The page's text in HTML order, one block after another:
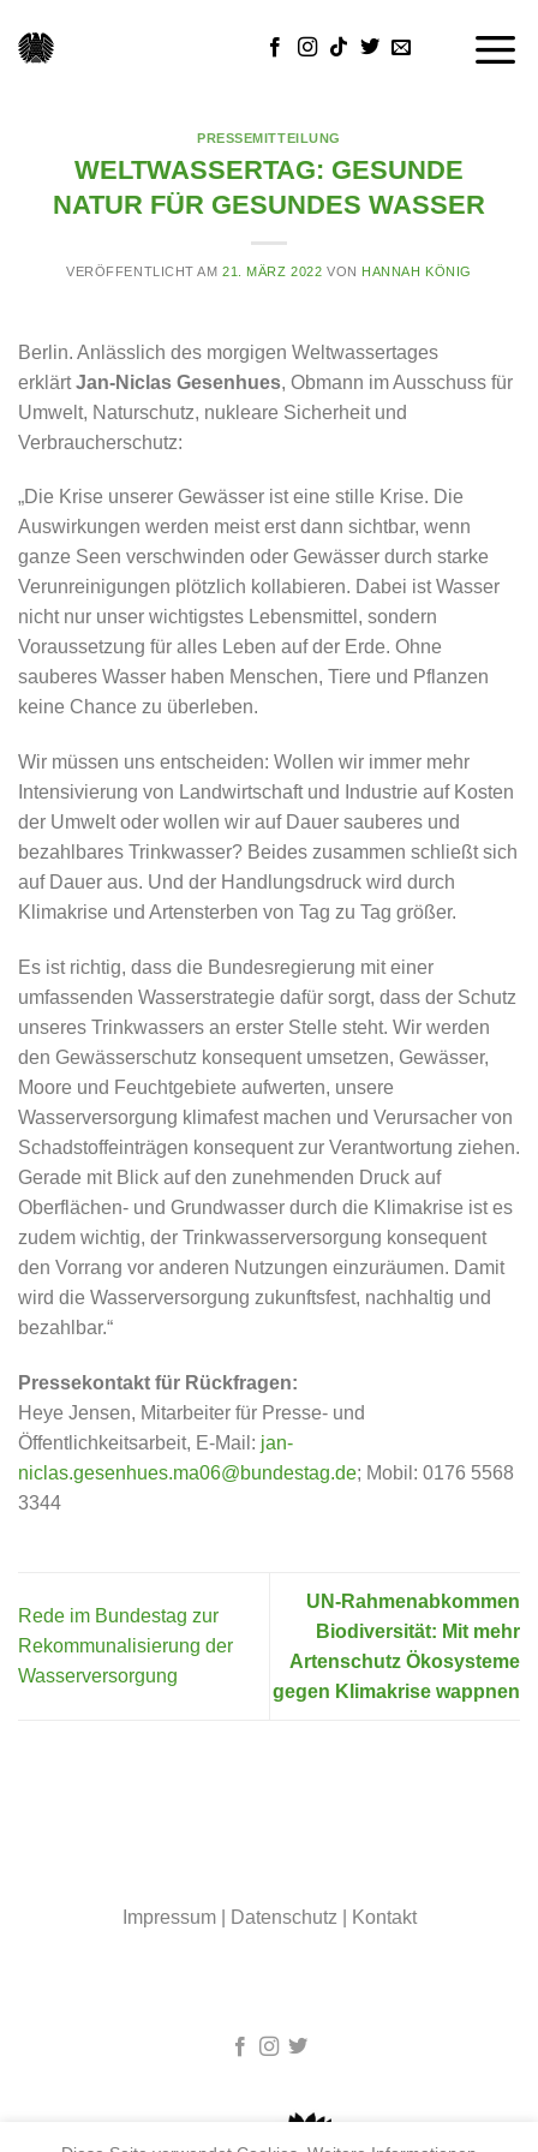
PRESSEMITTEILUNG
WELTWASSERTAG: GESUNDE
NATUR FÜR GESUNDES WASSER
VERÖFFENTLICHT AM21. MÄRZ 2022 VON HANNAH KÖNIG
Berlin. Anlässlich des morgigen Weltwassertages
erklärtJan-Niclas Gesenhues, Obmann im Ausschuss für
Umwelt, Naturschutz, nukleare Sicherheit und
Verbraucherschutz:
„Die Krise unserer Gewässer ist eine stille Krise. Die
Auswirkungen werden meist erst dann sichtbar, wenn
ganze Seen verschwinden oder Gewässer durch starke
Verunreinigungen plötzlich kollabieren. Dabei ist Wasser
nicht nur unser wichtigstes Lebensmittel, sondern
Voraussetzung für alles Leben auf der Erde. Ohne
sauberes Wasser haben Menschen, Tiere und Pflanzen
keine Chance zu überleben.
Wir müssen uns entscheiden: Wollen wir immer mehr
Intensivierung von Landwirtschaft und Industrie auf Kosten
der Umwelt oder wollen wir auf Dauer sauberes und
bezahlbares Trinkwasser? Beides zusammen schließt sich
auf Dauer aus. Und der Handlungsdruck wird durch
Klimakrise und Artensterben von Tag zu Tag größer.
Es ist richtig, dass die Bundesregierung mit einer
umfassenden Wasserstrategie dafür sorgt, dass der Schutz
unseres Trinkwassers an erster Stelle steht. Wir werden
den Gewässerschutz konsequent umsetzen, Gewässer,
Moore und Feuchtgebiete aufwerten, unsere
Wasserversorgung klimafest machen und Verursacher von
Schadstoffeinträgen konsequent zur Verantwortung ziehen.
Gerade mit Blick auf den zunehmenden Druck auf
Oberflächen- und Grundwasser durch die Klimakrise ist es
zudem wichtig, der Trinkwasserversorgung konsequent
den Vorrang vor anderen Nutzungen einzuräumen. Damit
wird die Wasserversorgung zukunftsfest, nachhaltig und
bezahlbar.“
Pressekontakt für Rückfragen:
Heye Jensen, Mitarbeiter für Presse- und
Öffentlichkeitsarbeit, E-Mail: jan-
niclas.gesenhues.ma06@bundestag.de; Mobil: 0176 5568
3344
Rede im Bundestag zur
Rekommunalisierung der
Wasserversorgung
UN-Rahmenabkommen
Biodiversität: Mit mehr
Artenschutz Ökosysteme
gegen Klimakrise wappnen
Impressum| Datenschutz Kontakt